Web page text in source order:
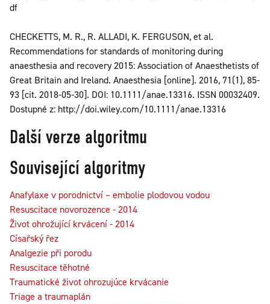
df
CHECKETTS, M. R., R. ALLADI, K. FERGUSON, et al.
Recommendations for standards of monitoring during
anaesthesia and recovery 2015: Association of Anaesthetists of
Great Britain and Ireland. Anaesthesia [online]. 2016, 71(1), 85-
93 [cit. 2018-05-30]. DOI: 10.1111/anae.13316. ISSN 00032409.
Dostupné z: http://doi.wiley.com/10.1111/anae.13316
Další verze algoritmu
Související algoritmy
Anafylaxe v porodnictví – embolie plodovou vodou
Resuscitace novorozence - 2014
Život ohrožující krvácení - 2014
Císařský řez
Analgezie při porodu
Resuscitace těhotné
Traumatické život ohrozujúce krvácanie
Triage a traumaplán